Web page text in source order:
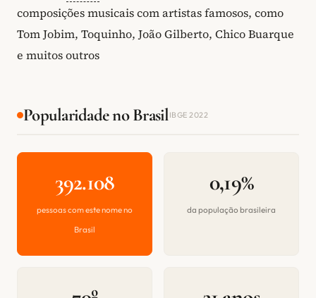
composições musicais com artistas famosos, como
Tom Jobim, Toquinho, João Gilberto, Chico Buarque
e muitos outros
Popularidade no BrasilIBGE 2022
392.108
pessoas com este nome no
Brasil
0,19%
da população brasileira